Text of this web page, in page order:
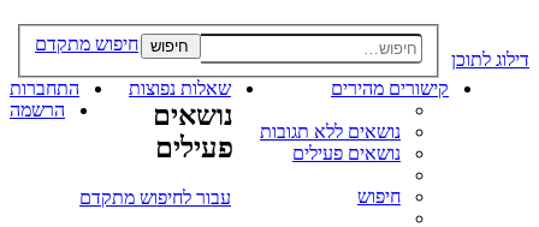
דילוג לתוכן
חיפוש חיפוש מתקדם
קישורים מהירים
נושאים ללא תגובות
נושאים פעילים
חיפוש
שאלות נפוצות
התחברות
הרשמה
נושאים
פעילים
עבור לחיפוש מתקדם